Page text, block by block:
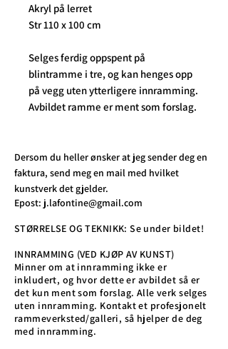
Akryl på lerret
Str 110 x 100 cm
Selges ferdig oppspent på
blintramme i tre, og kan henges opp
på vegg uten ytterligere innramming.
Avbildet ramme er ment som forslag.
Dersom du heller ønsker at jeg sender deg en
faktura, send meg en mail med hvilket
kunstverk det gjelder.
Epost: j.lafontine@gmail.com
STØRRELSE OG TEKNIKK: Se under bildet!
INNRAMMING (VED KJØP AV KUNST)
Minner om at innramming ikke er
inkludert, og hvor dette er avbildet så er
det kun ment som forslag. Alle verk selges
uten innramming. Kontakt et profesjonelt
rammeverksted/galleri, så hjelper de deg
med innramming.